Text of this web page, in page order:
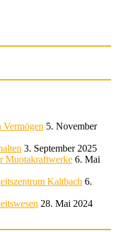
Vermögen 5. November
3. September 2025
Muotakraftwerke 6. Mai
Kaltbach 6.
28. Mai 2024